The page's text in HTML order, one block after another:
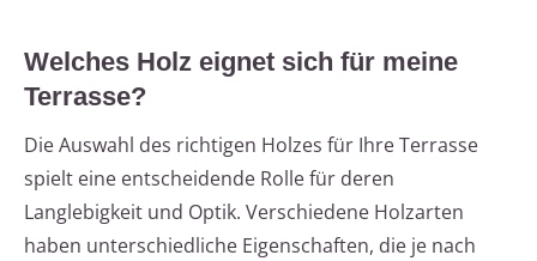
Welches Holz eignet sich für meine
Terrasse?
Die Auswahl des richtigen Holzes für Ihre Terrasse
spielt eine entscheidende Rolle für deren
Langlebigkeit und Optik. Verschiedene Holzarten
haben unterschiedliche Eigenschaften, die je nach